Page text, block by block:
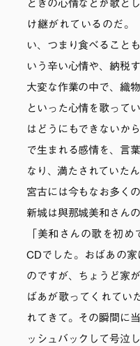
ときの心情などが歌と
け継がれているのだ。
い、つまり食べること
いう辛い心情や、納税
大変な作業の中で、織
といった心情を歌って
はどうにもできないか
で生まれる感情を、言
なり、満たされていたん
宮古には今もなお多く
新城は與那城美和さん
「美和さんの歌を初
CDでした。おばあの
のですが、ちょうど家
ばあが歌ってくれてい
れてきて。その瞬間に
ッシュバックして号泣